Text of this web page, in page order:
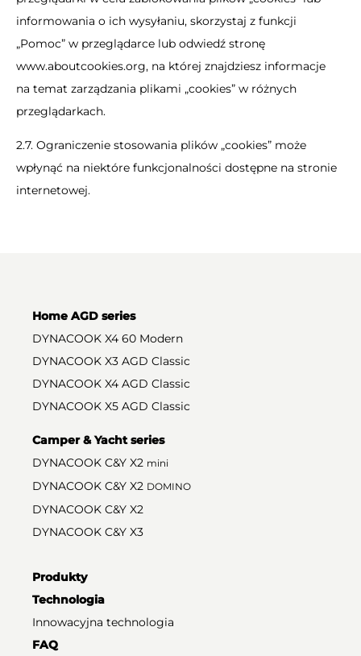
informowania o ich wysyłaniu, skorzystaj z funkcji
„Pomoc” w przeglądarce lub odwiedź stronę
www.aboutcookies.org, na której znajdziesz informacje
na temat zarządzania plikami „cookies” w różnych
przeglądarkach.
2.7. Ograniczenie stosowania plików „cookies” może
wpłynąć na niektóre funkcjonalności dostępne na stronie
internetowej.
Home AGD series
DYNACOOK X4 60 Modern
DYNACOOK X3 AGD Classic
DYNACOOK X4 AGD Classic
DYNACOOK X5 AGD Classic
Camper & Yacht series
DYNACOOK C&Y X2 mini
DYNACOOK C&Y X2 DOMINO
DYNACOOK C&Y X2
DYNACOOK C&Y X3
Produkty
Technologia
Innowacyjna technologia
FAQ